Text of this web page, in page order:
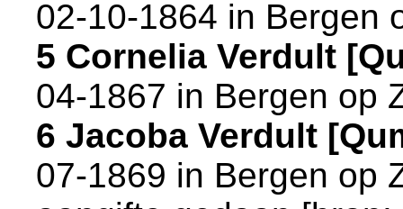
02-10-1864 in Bergen
5 Cornelia Verdult
04-1867 in Bergen op
6 Jacoba Verdult
07-1869 in Bergen op